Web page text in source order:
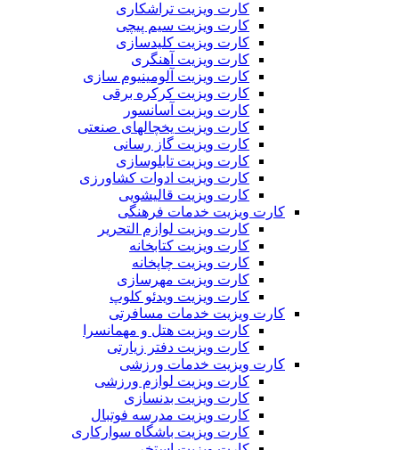
کارت ویزیت تراشکاری
کارت ویزیت سیم پیچی
کارت ویزیت کلیدسازی
کارت ویزیت آهنگری
کارت ویزیت آلومینیوم سازی
کارت ویزیت کرکره برقی
کارت ویزیت آسانسور
کارت ویزیت یخچالهای صنعتی
کارت ویزیت گاز رسانی
کارت ویزیت تابلوسازی
کارت ویزیت ادوات کشاورزی
کارت ویزیت قالیشویی
کارت ویزیت خدمات فرهنگی
کارت ویزیت لوازم التحریر
کارت ویزیت کتابخانه
کارت ویزیت چاپخانه
کارت ویزیت مهرسازی
کارت ویزیت ویدئو کلوپ
کارت ویزیت خدمات مسافرتی
کارت ویزیت هتل و مهمانسرا
کارت ویزیت دفتر زیارتی
کارت ویزیت خدمات ورزشی
کارت ویزیت لوازم ورزشی
کارت ویزیت بدنسازی
کارت ویزیت مدرسه فوتبال
کارت ویزیت باشگاه سوارکاری